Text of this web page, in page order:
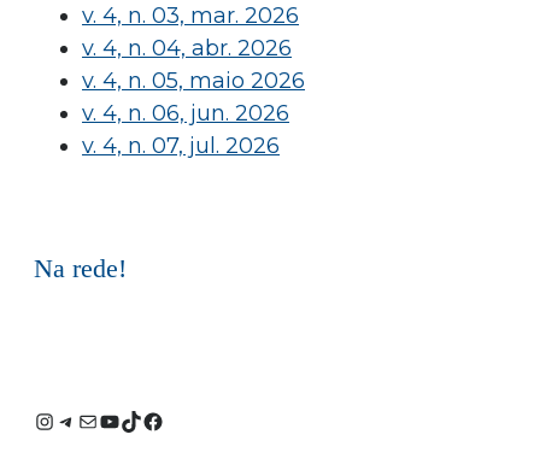
v. 4, n. 03, mar. 2026
v. 4, n. 04, abr. 2026
v. 4, n. 05, maio 2026
v. 4, n. 06, jun. 2026
v. 4, n. 07, jul. 2026
Na rede!
Instagram
Telegram
E-Youtube
TikTok
Facebook